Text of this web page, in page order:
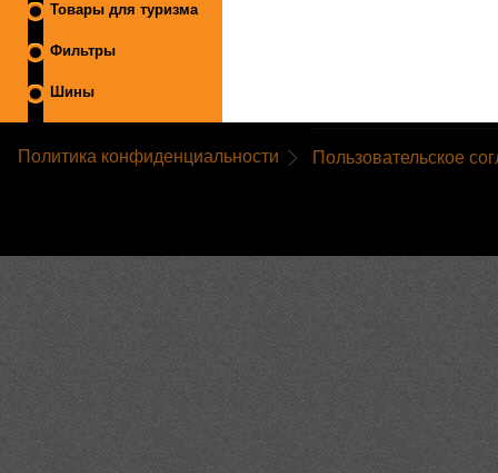
Товары для туризма
Фильтры
Шины
Политика конфиденциальности Пользовательское